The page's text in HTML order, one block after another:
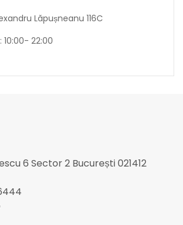
Lăpușneanu 116C
10:00- 22:00
6 Sector 2 București 021412